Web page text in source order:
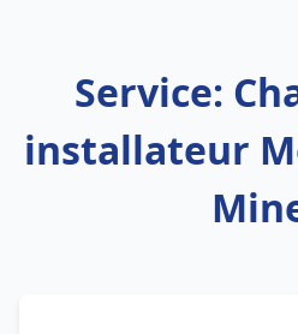
Service:
installateur